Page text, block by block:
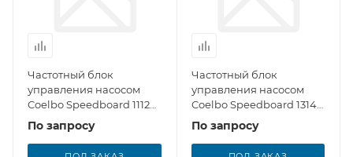
Частотный блок
управления насосом
Coelbo Speedboard 1112
MM
По запросу
Частотный блок
управления насосом
Coelbo Speedboard 1314
TT
По запросу